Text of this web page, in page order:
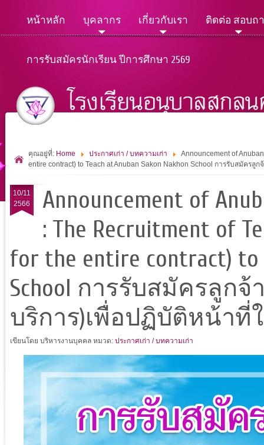
หน้าหลัก บุคลากร เกี่ยวกับเรา ติดต่อ สอบถ
การรับสมัครนักเรียน ปีการศึกษา 2569
คุณอยู่ที่: Home ประกาศเก่า / บทความเก่า
Announcement of
entire contract) to Teach at Anuban Sakon Nakhon School การรับสมัคร
10/11
2566
Announcement of
: The Recruitment of
for the entire contract) to
School การรับสมัครลูกจ้
บริการ)เพื่อปฏิบัติหน้าที่
เขียนโดย บริหารงานบุคคล หมวด: ประกาศเก่า / บทความเก่า